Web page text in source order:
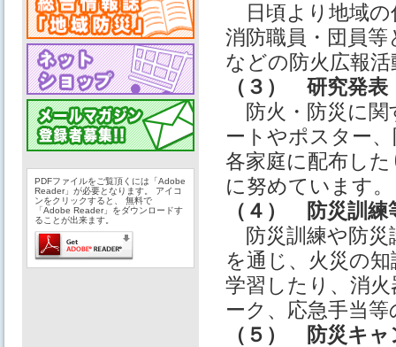
PDFファイルをご覧頂くには「Adobe
Reader」が必要となります。 アイコ
ンをクリックすると、 無料で
「Adobe Reader」をダウンロードす
ることが出来ます。
日頃より地域の
消防職員・団員
などの防火広報
（３） 研究発表
防火・防災に関
ートやポスター
各家庭に配布し
に努めています。
（４） 防災訓練
防災訓練や防災
を通じ、火災の
学習したり、消
ーク、応急手当
（５） 防災キャ